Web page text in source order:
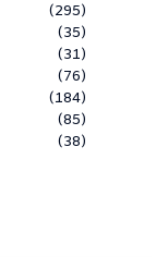
(295)
(35)
(31)
(76)
(184)
(85)
(38)